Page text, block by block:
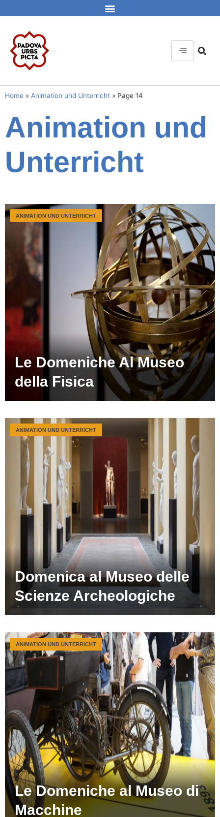
Home » Animation und Unterricht » Page 14
Animation und
Unterricht
Le Domeniche Al Museo
della Fisica
ANIMATION UND UNTERRICHT
Domenica al Museo delle
Scienze Archeologiche
ANIMATION UND UNTERRICHT
Le Domeniche al Museo di
Macchine
ANIMATION UND UNTERRICHT